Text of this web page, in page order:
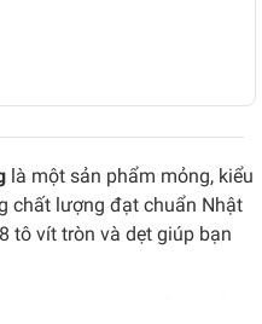
là một sản phẩm mỏng, kiểu
chất lượng đạt chuẩn Nhật
tô vít tròn và dẹt giúp bạn